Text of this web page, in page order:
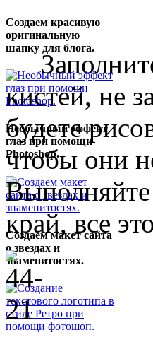
Создаем красивую
оригинальную
шапку для блога.
Необычный эффект
глаз при помощи
Photoshop.
Создаем макет сайта
о звездах и
знаменитостях.
Заполните
кистей, не
будете
чтобы они
Выполняйте
край, все